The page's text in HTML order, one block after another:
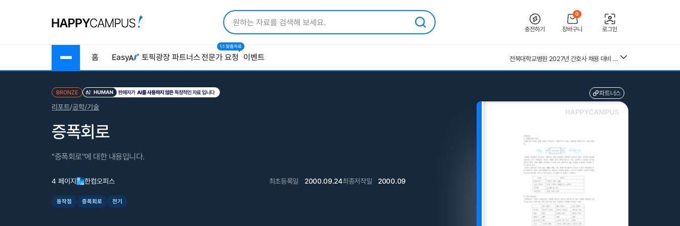
충전하기
0
장바구니 로그인
홈 Easy 토픽광장 파트너스전문가 요청
1:1 맞춤자료
이벤트
전북대학교병원 2027년 간호사 채용 대비 필기+면접 복원(합격인증 O)
(+합격인증O) SMAT 12시간 단기 암기 요약본 (모듈 A,B,C)
중앙대 매경 합격 필기본 (매경테스트 독학 필수자료)
독학사 3단계 가정학 식생활과건강 기출모의고사 200제(객관식 150, 주관식 50문제)
근로복지공단 울산병원 간호사 상세한 면접후기 및 기출질문답변 병원정보 직무상식 80선
BRONZE
리포트/공학/기술
증폭회로
"증폭회로"에 대한 내용입니다.
4 페이지 한컴오피스 최초등록일 2000.09.24최종저작일 2000.09
동작점 증폭회로 전기
파트너스